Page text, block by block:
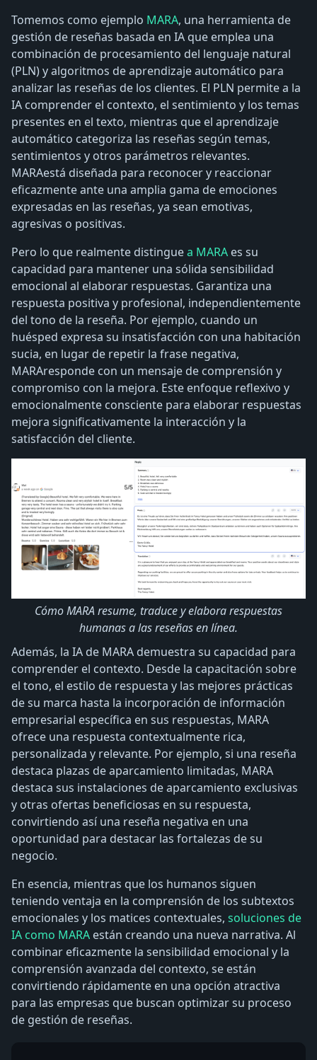
Tomemos como ejemplo MARA, una herramienta de
gestión de reseñas basada en IA que emplea una
combinación de procesamiento del lenguaje natural
(PLN) y algoritmos de aprendizaje automático para
analizar las reseñas de los clientes. El PLN permite a la
IA comprender el contexto, el sentimiento y los temas
presentes en el texto, mientras que el aprendizaje
automático categoriza las reseñas según temas,
sentimientos y otros parámetros relevantes.
MARAestá diseñada para reconocer y reaccionar
eficazmente ante una amplia gama de emociones
expresadas en las reseñas, ya sean emotivas,
agresivas o positivas.
Pero lo que realmente distinguea MARA es su
capacidad para mantener una sólida sensibilidad
emocional al elaborar respuestas. Garantiza una
respuesta positiva y profesional, independientemente
del tono de la reseña. Por ejemplo, cuando un
huésped expresa su insatisfacción con una habitación
sucia, en lugar de repetir la frase negativa,
MARAresponde con un mensaje de comprensión y
compromiso con la mejora. Este enfoque reflexivo y
emocionalmente consciente para elaborar respuestas
mejora significativamente la interacción y la
satisfacción del cliente.
Cómo MARA resume, traduce y elabora respuestas
humanas a las reseñas en línea.
Además, la IA de MARA demuestra su capacidad para
comprender el contexto. Desde la capacitación sobre
el tono, el estilo de respuesta y las mejores prácticas
de su marca hasta la incorporación de información
empresarial específica en sus respuestas, MARA
ofrece una respuesta contextualmente rica,
personalizada y relevante. Por ejemplo, si una reseña
destaca plazas de aparcamiento limitadas, MARA
destaca sus instalaciones de aparcamiento exclusivas
y otras ofertas beneficiosas en su respuesta,
convirtiendo así una reseña negativa en una
oportunidad para destacar las fortalezas de su
negocio.
En esencia, mientras que los humanos siguen
teniendo ventaja en la comprensión de los subtextos
emocionales y los matices contextuales, soluciones de
IA como MARA están creando una nueva narrativa. Al
combinar eficazmente la sensibilidad emocional y la
comprensión avanzada del contexto, se están
convirtiendo rápidamente en una opción atractiva
para las empresas que buscan optimizar su proceso
de gestión de reseñas.